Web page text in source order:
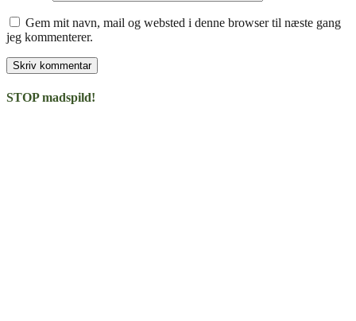
Gem mit navn, mail og websted i denne browser til næste gang
jeg kommenterer.
STOP madspild!